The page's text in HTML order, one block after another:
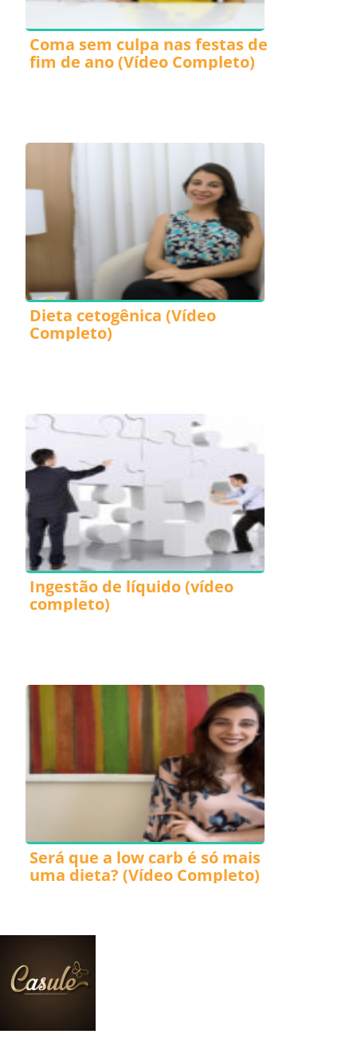
Coma sem culpa nas festas de
fim de ano (Vídeo Completo)
Dieta cetogênica (Vídeo
Completo)
Ingestão de líquido (vídeo
completo)
Será que a low carb é só mais
uma dieta? (Vídeo Completo)